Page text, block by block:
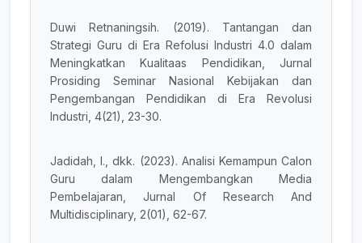
Duwi Retnaningsih. (2019). Tantangan dan
Strategi Guru di Era Refolusi Industri 4.0 dalam
Meningkatkan Kualitaas Pendidikan, Jurnal
Prosiding Seminar Nasional Kebijakan dan
Pengembangan Pendidikan di Era Revolusi
Industri, 4(21), 23-30.
Jadidah, I., dkk. (2023). Analisi Kemampun Calon
Guru dalam Mengembangkan Media
Pembelajaran, Jurnal Of Research And
Multidisciplinary, 2(01), 62-67.